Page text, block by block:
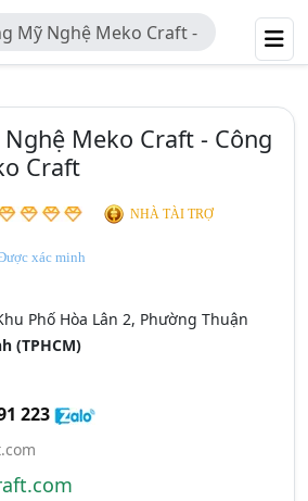
Mỹ Nghệ Meko Craft -
Meko Craft
Meko Craft - Công
Craft
NHÀ TÀI TRỢ
xác minh
Phố Hòa Lân 2, Phường Thuận
(TPHCM)
223